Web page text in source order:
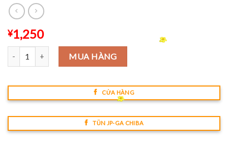
¥1,250
Số lượng MUA HÀNG
CỬA HÀNG
TŨN JP-GA CHIBA